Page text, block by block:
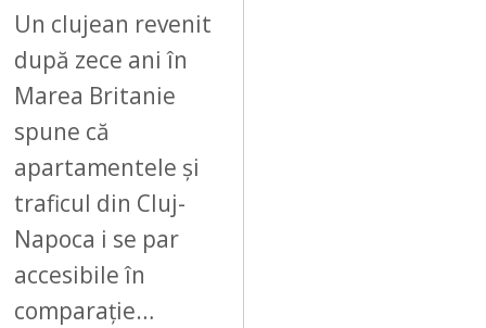
Un clujean revenit
după zece ani în
Marea Britanie
spune că
apartamentele și
traficul din Cluj-
Napoca i se par
accesibile în
comparație…